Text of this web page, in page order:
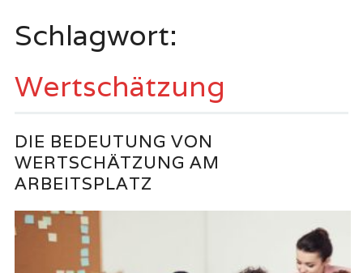
Schlagwort:
Wertschätzung
DIE BEDEUTUNG VON
WERTSCHÄTZUNG AM
ARBEITSPLATZ